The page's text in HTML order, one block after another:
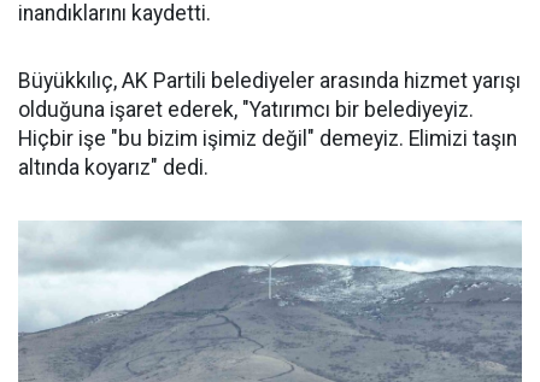
inandıklarını kaydetti.
Büyükkılıç, AK Partili belediyeler arasında hizmet yarışı
olduğuna işaret ederek, "Yatırımcı bir belediyeyiz.
Hiçbir işe "bu bizim işimiz değil" demeyiz. Elimizi taşın
altında koyarız" dedi.